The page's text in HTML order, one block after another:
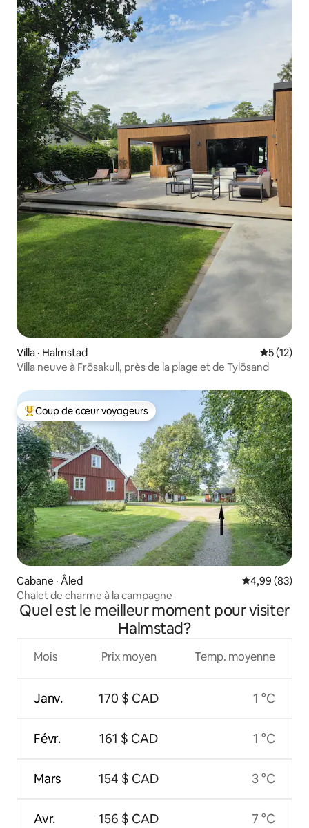
Villa · Halmstad Note
5 (12)
Villa neuve à Frösakull, près de la plage et de Tylösand
Coup de cœur voyageurs parmi les plus aimés
Coup de cœur voyageurs
Cabane · Åled Note
4,99 (83)
Chalet de charme à la campagne
Quel est le meilleur moment pour visiter
Halmstad?
Mois
Janv.
Févr.
Mars
Avr.
Prix moyen
170 $ CAD
161 $ CAD
154 $ CAD
156 $ CAD
Temp. moyenne
1 °C
1 °C
3 °C
7 °C